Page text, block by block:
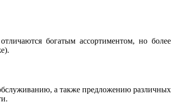
богатым ассортиментом, но более
а также предложению различных